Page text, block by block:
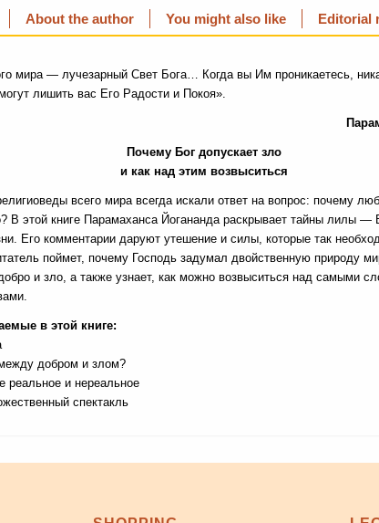
About the author You might also like Editorial
мира — лучезарный Свет Бога… Когда вы Им проникаетесь,
лишить вас Его Радости и Покоя».
Почему Бог допускает зло
и как над этим возвыситься
всего мира всегда искали ответ на вопрос: почему
В этой книге Парамаханса Йогананда раскрывает тайны лилы —
Его комментарии даруют утешение и силы, которые так
поймет, почему Господь задумал двойственную природу
и зло, а также узнает, как можно возвыситься над самыми
в этой книге:
добром и злом?
и нереальное
спектакль